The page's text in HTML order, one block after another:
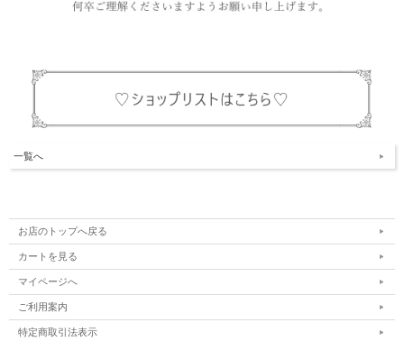
一覧へ
お店のトップへ戻る
カートを見る
マイページへ
ご利用案内
特定商取引法表示